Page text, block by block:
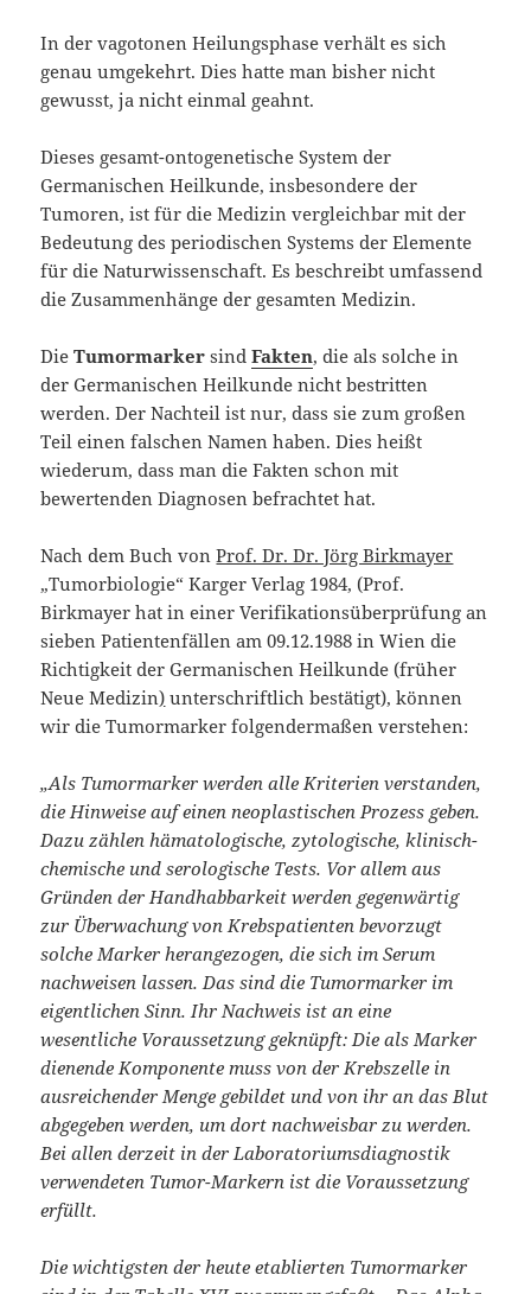
In der vagotonen Heilungsphase verhält es sich
genau umgekehrt. Dies hatte man bisher nicht
gewusst, ja nicht einmal geahnt.
Dieses gesamt-ontogenetische System der
Germanischen Heilkunde, insbesondere der
Tumoren, ist für die Medizin vergleichbar mit der
Bedeutung des periodischen Systems der Elemente
für die Naturwissenschaft. Es beschreibt umfassend
die Zusammenhänge der gesamten Medizin.
DieTumormarker sindFakten, die als solche in
der Germanischen Heilkunde nicht bestritten
werden. Der Nachteil ist nur, dass sie zum großen
Teil einen falschen Namen haben. Dies heißt
wiederum, dass man die Fakten schon mit
bewertenden Diagnosen befrachtet hat.
Nach dem Buch vonProf. Dr. Dr. Jörg Birkmayer
„Tumorbiologie“ Karger Verlag 1984, (Prof.
Birkmayer hat in einer Verifikationsüberprüfung an
sieben Patientenfällen am 09.12.1988 in Wien die
Richtigkeit der Germanischen Heilkunde (früher
Neue Medizin) unterschriftlich bestätigt), können
wir die Tumormarker folgendermaßen verstehen:
„Als Tumormarker werden alle Kriterien verstanden,
die Hinweise auf einen neoplastischen Prozess geben.
Dazu zählen hämatologische, zytologische, klinisch-
chemische und serologische Tests. Vor allem aus
Gründen der Handhabbarkeit werden gegenwärtig
zur Überwachung von Krebspatienten bevorzugt
solche Marker herangezogen, die sich im Serum
nachweisen lassen. Das sind die Tumormarker im
eigentlichen Sinn. Ihr Nachweis ist an eine
wesentliche Voraussetzung geknüpft: Die als Marker
dienende Komponente muss von der Krebszelle in
ausreichender Menge gebildet und von ihr an das Blut
abgegeben werden, um dort nachweisbar zu werden.
Bei allen derzeit in der Laboratoriumsdiagnostik
verwendeten Tumor-Markern ist die Voraussetzung
erfüllt.
Die wichtigsten der heute etablierten Tumormarker